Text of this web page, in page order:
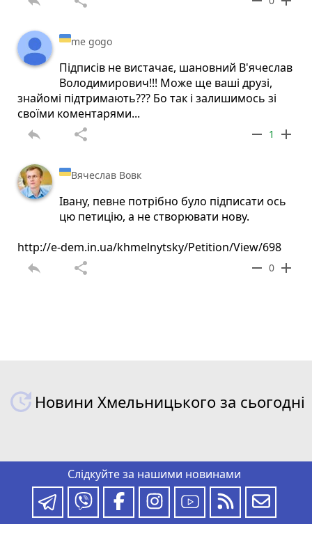
me gogo
Підписів не вистачає, шановний В'ячеслав
Володимирович!!! Може ще ваші друзі,
знайомі підтримають??? Бо так і залишимось зі
своїми коментарями...
reply share remove 1 add
Вячеслав Вовк
Івану, певне потрібно було підписати ось
цю петицію, а не створювати нову.
http://e-dem.in.ua/khmelnytsky/Petition/View/698
reply share remove 0 add
Новини Хмельницького за сьогодні
Слідкуйте за нашими новинами